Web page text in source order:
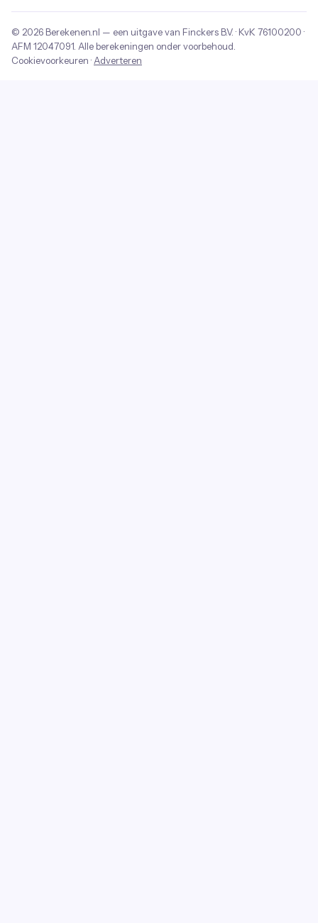
© 2026 Berekenen.nl — een uitgave van Finckers B.V. · KvK 76100200 ·
AFM 12047091 . Alle berekeningen onder voorbehoud.
Cookievoorkeuren · Adverteren